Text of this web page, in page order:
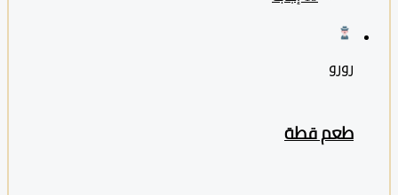
طعم قطة